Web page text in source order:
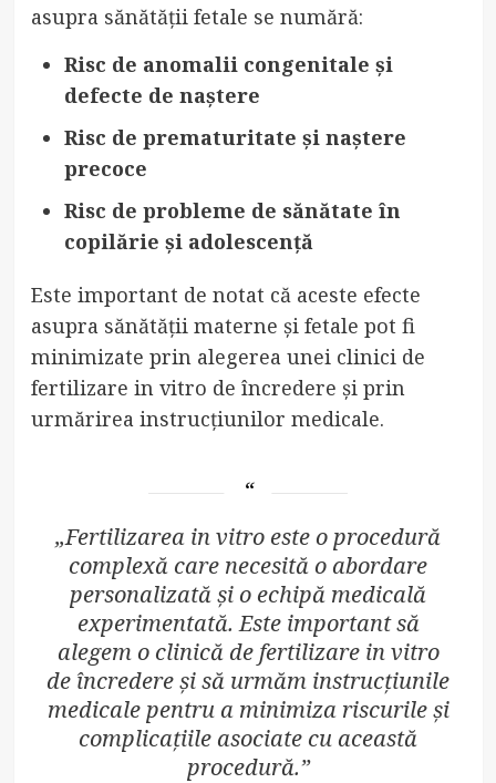
asupra sănătății fetale se numără:
Risc de anomalii congenitale și
defecte de naștere
Risc de prematuritate și naștere
precoce
Risc de probleme de sănătate în
copilărie și adolescență
Este important de notat că aceste efecte
asupra sănătății materne și fetale pot fi
minimizate prin alegerea unei clinici de
fertilizare in vitro de încredere și prin
urmărirea instrucțiunilor medicale.
„Fertilizarea in vitro este o procedură
complexă care necesită o abordare
personalizată și o echipă medicală
experimentată. Este important să
alegem o clinică de fertilizare in vitro
de încredere și să urmăm instrucțiunile
medicale pentru a minimiza riscurile și
complicațiile asociate cu această
procedură.”